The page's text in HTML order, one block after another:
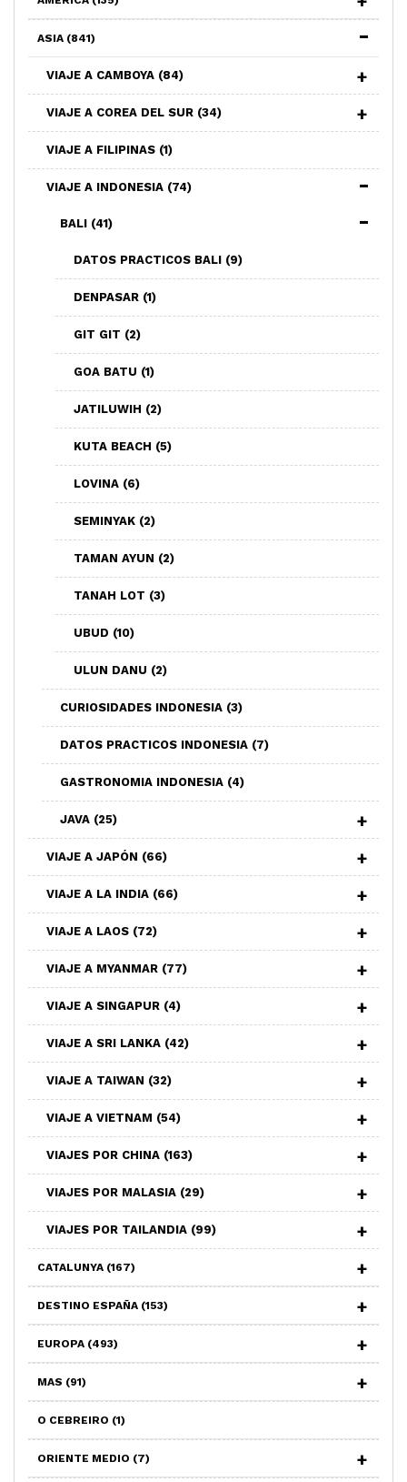
ASIA (841)
VIAJE A CAMBOYA (84)
VIAJE A COREA DEL SUR (34)
VIAJE A FILIPINAS (1)
VIAJE A INDONESIA (74)
BALI (41)
DATOS PRACTICOS BALI (9)
DENPASAR (1)
GIT GIT (2)
GOA BATU (1)
JATILUWIH (2)
KUTA BEACH (5)
LOVINA (6)
SEMINYAK (2)
TAMAN AYUN (2)
TANAH LOT (3)
UBUD (10)
ULUN DANU (2)
CURIOSIDADES INDONESIA (3)
DATOS PRACTICOS INDONESIA (7)
GASTRONOMIA INDONESIA (4)
JAVA (25)
VIAJE A JAPÓN (66)
VIAJE A LA INDIA (66)
VIAJE A LAOS (72)
VIAJE A MYANMAR (77)
VIAJE A SINGAPUR (4)
VIAJE A SRI LANKA (42)
VIAJE A TAIWAN (32)
VIAJE A VIETNAM (54)
VIAJES POR CHINA (163)
VIAJES POR MALASIA (29)
VIAJES POR TAILANDIA (99)
CATALUNYA (167)
DESTINO ESPAÑA (153)
EUROPA (493)
MAS (91)
O CEBREIRO (1)
ORIENTE MEDIO (7)